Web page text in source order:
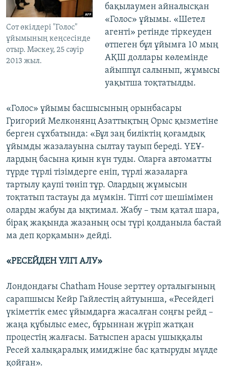
Сот өкілдері "Голос"
ұйымының кеңсесінде
отыр. Мәскеу, 25 сәуір
2013 жыл.
бақылаумен айналысқан
«Голос» ұйымы. «Шетел
агенті» ретінде тіркеуден
өтпеген бұл ұйымға 10 мың
АҚШ доллары көлемінде
айыппұл салынып, жұмысы
уақытша тоқтатылды.
«Голос» ұйымы басшысының орынбасары
Григорий Мелконянц Азаттықтың Орыс қызметіне
берген сұхбатында: «Бұл заң биліктің қоғамдық
ұйымды жазалауына сылтау тауып береді. ҮЕҰ-
лардың басына қиын күн туды. Оларға автоматты
түрде түрлі тізімдерге еніп, түрлі жазаларға
тартылу қаупі төніп тұр. Олардың жұмысын
тоқтатып тастауы да мүмкін. Тіпті сот шешімімен
оларды жабуы да ықтимал. Жабу – тым қатал шара,
бірақ жақында жазаның осы түрі қолданыла бастай
ма деп қорқамын» дейді.
«РЕСЕЙДЕН ҮЛГІ АЛУ»
Лондондағы Chatham House зерттеу орталығының
сарапшысы Кейр Гайлестің айтуынша, «Ресейдегі
үкіметтік емес ұйымдарға жасалған соңғы рейд –
жаңа құбылыс емес, бұрыннан жүріп жатқан
процестің жалғасы. Батыспен арасы ушыққалы
Ресей халықаралық имиджіне бас қатыруды мүлде
қойған».